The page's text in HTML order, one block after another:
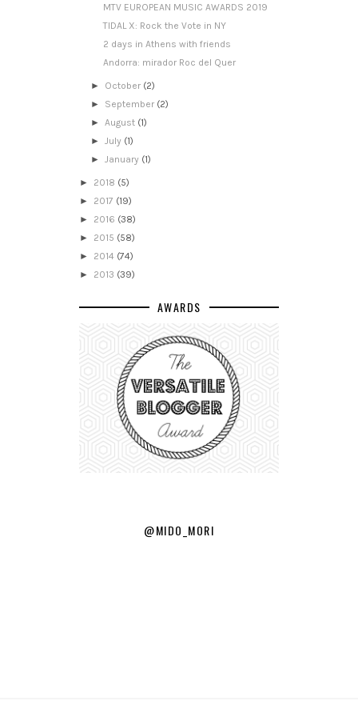
MTV EUROPEAN MUSIC AWARDS 2019
TIDAL X: Rock the Vote in NY
2 days in Athens with friends
Andorra: mirador Roc del Quer
► October (2)
► September (2)
►August (1)
►July (1)
►January (1)
► 2018 (5)
► 2017 (19)
► 2016 (38)
► 2015 (58)
► 2014 (74)
► 2013 (39)
AWARDS
@MIDO_MORI